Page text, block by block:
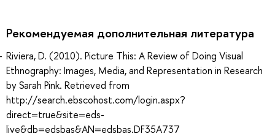
Рекомендуемая дополнительная литература
Riviera, D. (2010). Picture This: A Review of Doing Visual
Ethnography: Images, Media, and Representation in Research
by Sarah Pink. Retrieved from
http://search.ebscohost.com/login.aspx?
direct=true&site=eds-
live&db=edsbas&AN=edsbas.DF35A737